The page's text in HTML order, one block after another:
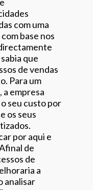
com uma
base nos
que
de vendas
Para um
empresa
seu custo por
os seus
por aqui e
de
de
a
analisar